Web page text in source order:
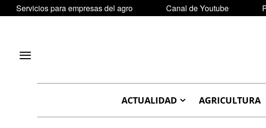
Servicios para empresas del agro Canal de Youtube
ACTUALIDAD AGRICULTURA